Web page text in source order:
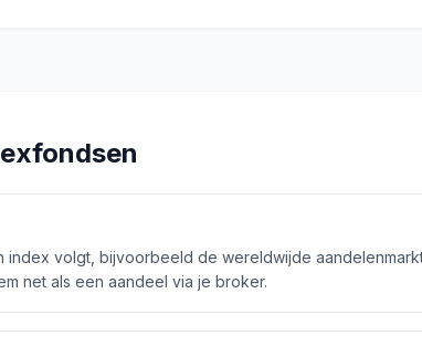
volgt, bijvoorbeeld de wereldwijde
net als een aandeel via je broker.